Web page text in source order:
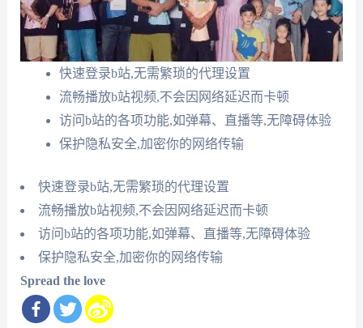
快速登录b站,无需繁琐的代理设置
流畅播放b站视频,不会因网络延迟而卡顿
访问b站的各项功能,如弹幕、直播等,无障碍体验
保护隐私安全,加密你的网络传输
快速登录b站,无需繁琐的代理设置
流畅播放b站视频,不会因网络延迟而卡顿
访问b站的各项功能,如弹幕、直播等,无障碍体验
保护隐私安全,加密你的网络传输
Spread the love